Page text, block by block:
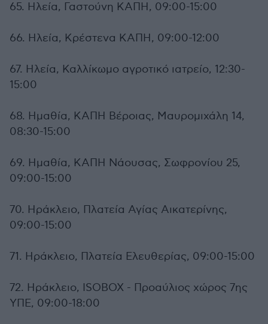
65. Ηλεία, Γαστούνη ΚΑΠΗ, 09:00-15:00
66. Ηλεία, Κρέστενα ΚΑΠΗ, 09:00-12:00
67. Ηλεία, Καλλίκωμο αγροτικό ιατρείο, 12:30-
15:00
68. Ημαθία, ΚΑΠΗ Βέροιας, Μαυρομιχάλη 14,
08:30-15:00
69. Ημαθία, ΚΑΠΗ Νάουσας, Σωφρονίου 25,
09:00-15:00
70. Ηράκλειο, Πλατεία Αγίας Αικατερίνης,
09:00-15:00
71. Ηράκλειο, Πλατεία Ελευθερίας, 09:00-15:00
72. Ηράκλειο, ISOBOX - Προαύλιος χώρος 7ης
ΥΠΕ, 09:00-18:00